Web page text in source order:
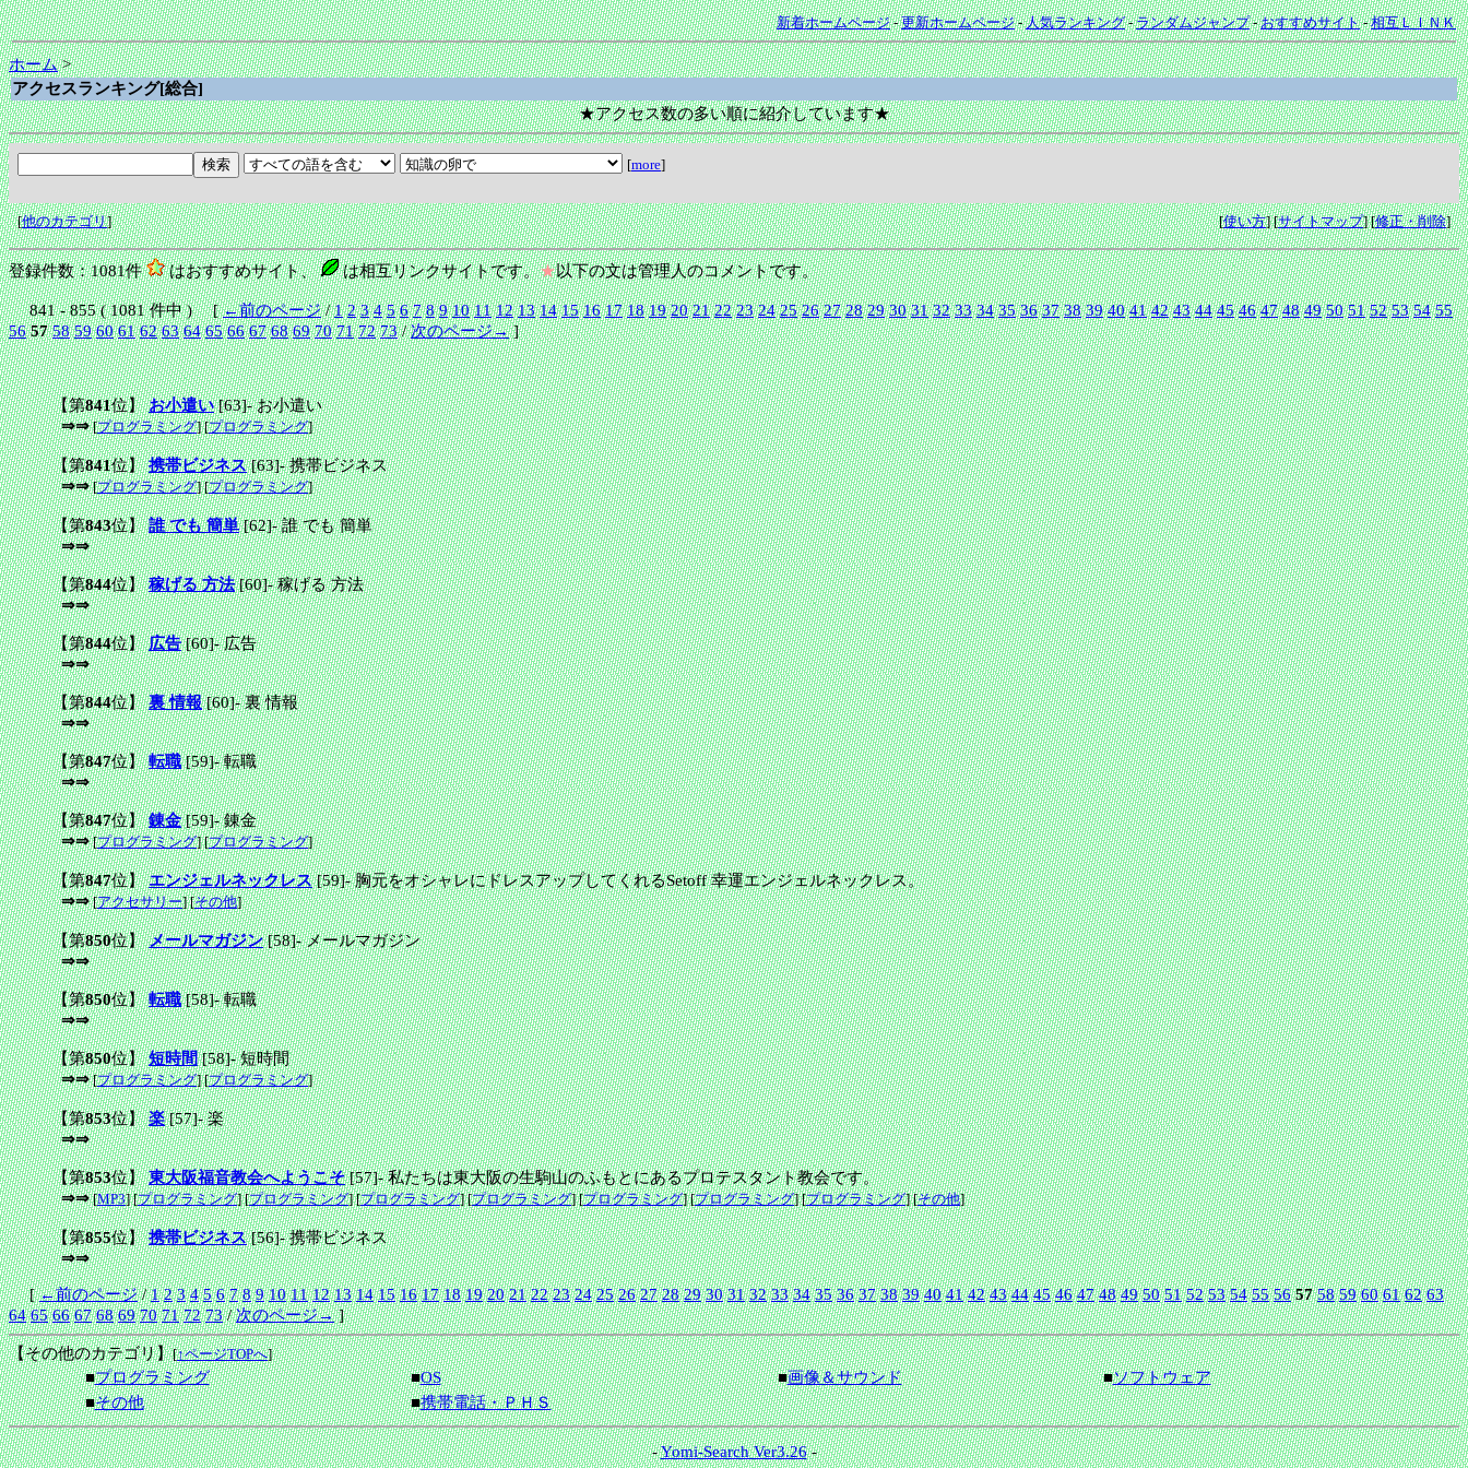
新着ホームページ-更新ホームページ-人気ランキング-ランダムジャンプ-おすすめサイト-相互ＬＩＮＫ
ホーム>
アクセスランキング[総合]
★アクセス数の多い順に紹介しています★
[more]
[他のカテゴリ] [使い方] [サイトマップ] [修正・削除]
登録件数：1081件 はおすすめサイト、 は相互リンクサイトです。★以下の文は管理人のコメントです。
841 - 855 ( 1081 件中 ) [←前のページ/1 2 3 4 5 6 7 8 9 10 11 12 13 14 15 16 17 18 19 20 21 22 23 24 25 26 27 28 29 30 31 32 33 34 35 36 37 38 39 40 41 42 43 44 45 46 47 48 49 50 51 52 53 54 55
56 57 58 59 60 61 62 63 64 65 66 67 68 69 70 71 72 73/次のページ→]
【第841位】お小遣い[63]-お小遣い
⇒⇒[プログラミング] [プログラミング]
【第841位】携帯ビジネス[63]-携帯ビジネス
⇒⇒[プログラミング] [プログラミング]
【第843位】誰 でも 簡単[62]-誰 でも 簡単
⇒⇒
【第844位】稼げる 方法[60]-稼げる 方法
⇒⇒
【第844位】広告[60]-広告
⇒⇒
【第844位】裏 情報[60]-裏 情報
⇒⇒
【第847位】転職[59]-転職
⇒⇒
【第847位】錬金[59]-錬金
⇒⇒[プログラミング] [プログラミング]
【第847位】エンジェルネックレス[59]-胸元をオシャレにドレスアップしてくれるSetoff 幸運エンジェルネックレス。
⇒⇒[アクセサリー] [その他]
【第850位】メールマガジン[58]-メールマガジン
⇒⇒
【第850位】転職[58]-転職
⇒⇒
【第850位】短時間[58]-短時間
⇒⇒[プログラミング] [プログラミング]
【第853位】楽[57]-楽
⇒⇒
【第853位】東大阪福音教会へようこそ[57]-私たちは東大阪の生駒山のふもとにあるプロテスタント教会です。
⇒⇒[MP3] [プログラミング] [プログラミング] [プログラミング] [プログラミング] [プログラミング] [プログラミング] [プログラミング] [その他]
【第855位】携帯ビジネス[56]-携帯ビジネス
⇒⇒
[←前のページ/1 2 3 4 5 6 7 8 9 10 11 12 13 14 15 16 17 18 19 20 21 22 23 24 25 26 27 28 29 30 31 32 33 34 35 36 37 38 39 40 41 42 43 44 45 46 47 48 49 50 51 52 53 54 55 56 57 58 59 60 61 62 63
64 65 66 67 68 69 70 71 72 73/次のページ→]
【その他のカテゴリ】[↑ページTOPへ]
■プログラミング ■OS ■画像＆サウンド ■ソフトウェア
■その他 ■携帯電話・ＰＨＳ
-Yomi-Search Ver3.26-